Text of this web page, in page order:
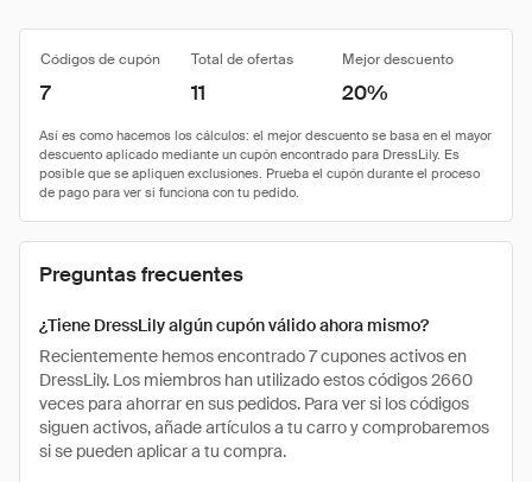
Códigos de cupón Total de ofertas Mejor descuento
7 11 20%
Preguntas frecuentes
¿Tiene DressLily algún cupón válido ahora mismo?
Recientemente hemos encontrado 7 cupones activos en
DressLily. Los miembros han utilizado estos códigos 2660
veces para ahorrar en sus pedidos. Para ver si los códigos
siguen activos, añade artículos a tu carro y comprobaremos
si se pueden aplicar a tu compra.